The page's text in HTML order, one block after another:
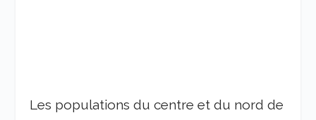
Les populations du centre et du nord de